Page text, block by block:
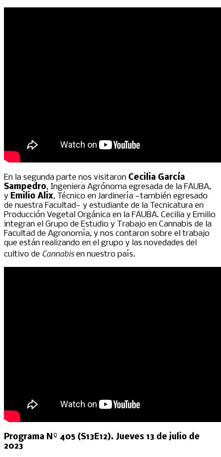
En la segunda parte nos visitaron Cecilia García
Sampedro, Ingeniera Agrónoma egresada de la FAUBA,
y Emilio Alix, Técnico en Jardinería —también egresado
de nuestra Facultad— y estudiante de la Tecnicatura en
Producción Vegetal Orgánica en la FAUBA. Cecilia y Emilio
integran el Grupo de Estudio y Trabajo en Cannabis de la
Facultad de Agronomía, y nos contaron sobre el trabajo
que están realizando en el grupo y las novedades del
cultivo de Cannabisen nuestro país.
Programa Nº 405 (S13E12). Jueves 13 de julio de
2023